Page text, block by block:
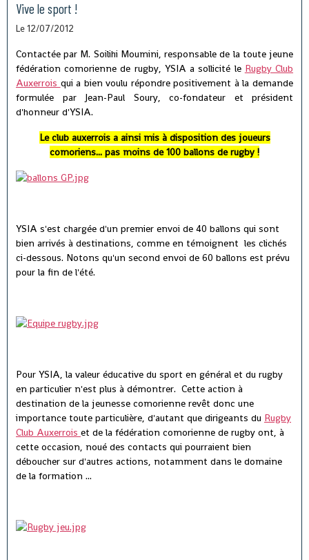
Vive le sport !
Le 12/07/2012
Contactée par M. Soilihi Moumini, responsable de la toute jeune
fédération comorienne de rugby, YSIA a sollicité le Rugby Club
Auxerrois qui a bien voulu répondre positivement à la demande
formulée par Jean-Paul Soury, co-fondateur et président
d'honneur d'YSIA.
Le club auxerrois a ainsi mis à disposition des joueurs
comoriens... pas moins de 100 ballons de rugby !
YSIA s'est chargée d'un premier envoi de 40 ballons qui sont
bien arrivés à destinations, comme en témoignent les clichés
ci-dessous. Notons qu'un second envoi de 60 ballons est prévu
pour la fin de l'été.
Pour YSIA, la valeur éducative du sport en général et du rugby
en particulier n'est plus à démontrer. Cette action à
destination de la jeunesse comorienne revêt donc une
importance toute particulière, d'autant que dirigeants du Rugby
Club Auxerrois et de la fédération comorienne de rugby ont, à
cette occasion, noué des contacts qui pourraient bien
déboucher sur d'autres actions, notamment dans le domaine
de la formation ...